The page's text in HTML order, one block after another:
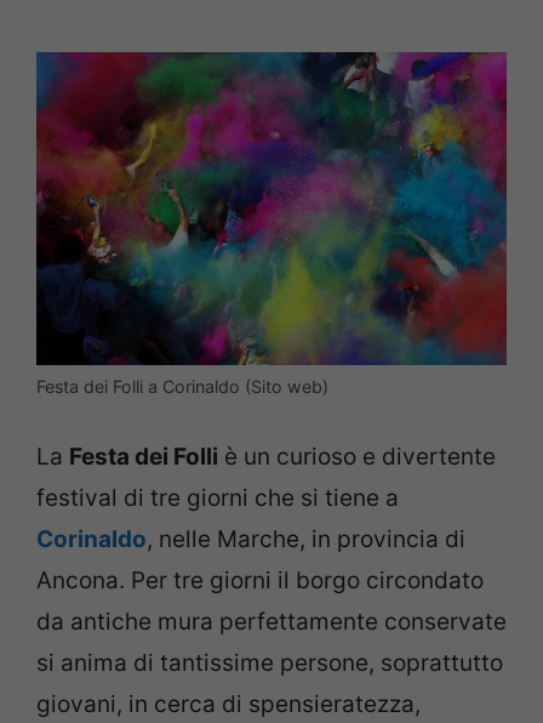
Festa dei Folli a Corinaldo (Sito web)
La Festa dei Folli è un curioso e divertente
festival di tre giorni che si tiene a
Corinaldo, nelle Marche, in provincia di
Ancona. Per tre giorni il borgo circondato
da antiche mura perfettamente conservate
si anima di tantissime persone, soprattutto
giovani, in cerca di spensieratezza,